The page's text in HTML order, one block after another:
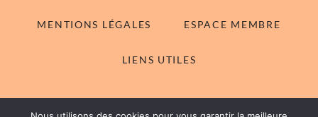
MENTIONS LÉGALES ESPACE MEMBRE
LIENS UTILES